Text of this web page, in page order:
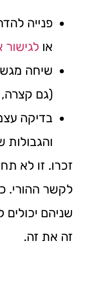
פנייה
או לגישור
שיחה
(גם
בדיקה
והגבולות
זכרו. זו לא
לקשר ההורי.
שניהם יכולים
זה את זה.